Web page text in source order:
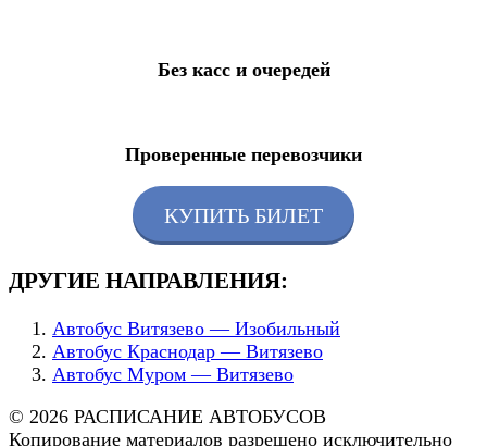
Без касс и очередей
Проверенные перевозчики
КУПИТЬ БИЛЕТ
ДРУГИЕ НАПРАВЛЕНИЯ:
Автобус Витязево — Изобильный
Автобус Краснодар — Витязево
Автобус Муром — Витязево
© 2026 РАСПИСАНИЕ АВТОБУСОВ
Копирование материалов разрешено исключительно